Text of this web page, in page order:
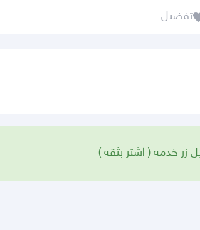
تفضيل
زر خدمة ( اشتر بثقة )